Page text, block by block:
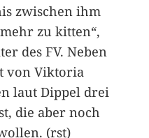
zwischen ihm
zu kitten“,
des FV. Neben
von Viktoria
laut Dippel drei
die aber noch
(rst)